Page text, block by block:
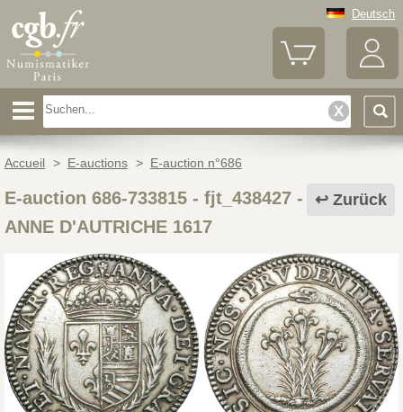
Deutsch
Accueil > E-auctions > E-auction n°686
Zurück
E-auction 686-733815 - fjt_438427-
ANNE D'AUTRICHE 1617